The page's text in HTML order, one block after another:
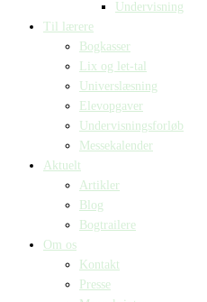
Undervisning
Til lærere
Bogkasser
Lix og let-tal
Universlæsning
Elevopgaver
Undervisningsforløb
Messekalender
Aktuelt
Artikler
Blog
Bogtrailere
Om os
Kontakt
Presse